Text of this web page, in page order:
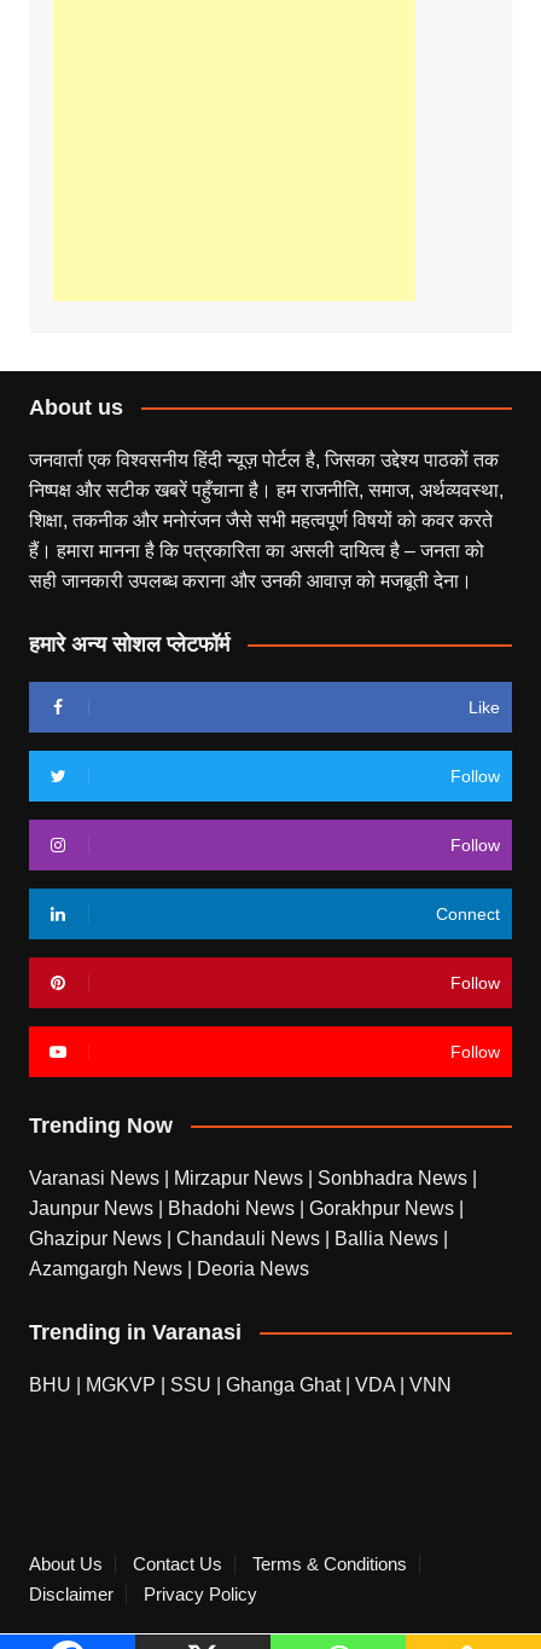
About us
जनवार्ता एक विश्वसनीय हिंदी न्यूज़ पोर्टल है, जिसका उद्देश्य पाठकों तक
निष्पक्ष और सटीक खबरें पहुँचाना है। हम राजनीति, समाज, अर्थव्यवस्था,
शिक्षा, तकनीक और मनोरंजन जैसे सभी महत्वपूर्ण विषयों को कवर करते
हैं। हमारा मानना है कि पत्रकारिता का असली दायित्व है – जनता को
सही जानकारी उपलब्ध कराना और उनकी आवाज़ को मजबूती देना।
हमारे अन्य सोशल प्लेटफॉर्म
Like
Follow
Follow
Connect
Follow
Follow
Trending Now
Varanasi News Mirzapur News Sonbhadra News
Jaunpur News
Bhadohi News Gorakhpur News
Ghazipur News
Chandauli News Ballia News
Azamgargh News
Deoria News
Trending in Varanasi
BHU MGKVP SSU Ghanga Ghat| VDA VNN
About Us Contact Us
Terms & Conditions
Disclaimer
Privacy Policy